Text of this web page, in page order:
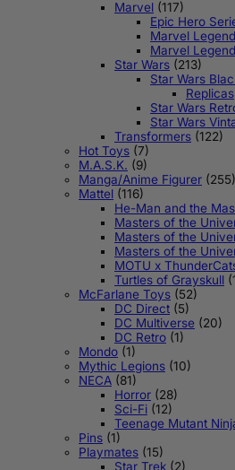
Marvel (117)
Epic Hero
Marvel
Marvel
Star Wars (213)
Star Wars
Replicas
Star Wars
Star Wars
Transformers (122)
Hot Toys (7)
M.A.S.K. (9)
Manga/Anime Figurer (255)
Mattel (116)
He-Man and the
Masters of the
Masters of the
Masters of the
MOTU x
Turtles of Grayskull
McFarlane Toys (52)
DC Direct (5)
DC Multiverse (20)
DC Retro (1)
Mondo (1)
Mythic Legions (10)
NECA (81)
Horror (28)
Sci-Fi (12)
Teenage Mutant
Pins (1)
Playmates (15)
Star Trek (2)